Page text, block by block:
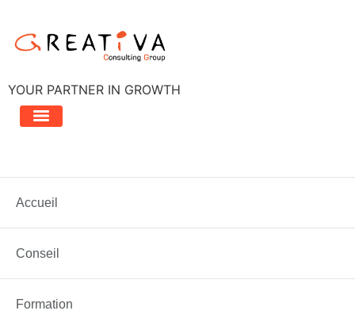
contenu
YOUR PARTNER IN GROWTH
Accueil
Conseil
Formation
Étiquette :objectifs